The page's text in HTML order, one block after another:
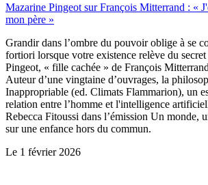
Mazarine Pingeot sur François Mitterrand : «
mon père »
Grandir dans l’ombre du pouvoir oblige à se
fortiori lorsque votre existence relève du
Pingeot, « fille cachée » de François
Auteur d’une vingtaine d’ouvrages, la
Inappropriable (ed. Climats Flammarion), un
relation entre l’homme et l'intelligence
Rebecca Fitoussi dans l’émission Un monde,
sur une enfance hors du commun.
Le 1 février 2026